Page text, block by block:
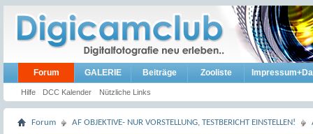
Forum
Hilfe DCC Kalender Nützliche Links
GALERIE Beiträge Zooliste
Forum AF OBJEKTIVE- NUR VORSTELLUNG, TESTBERICHT EINSTELLEN!